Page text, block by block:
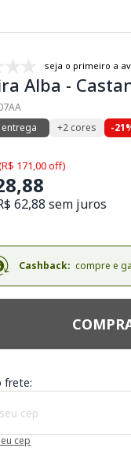
seja o primeiro a
Alba -
+2 cores -
171,00 off)
62,88 sem juros
Cashback: compre e
frete:
cep